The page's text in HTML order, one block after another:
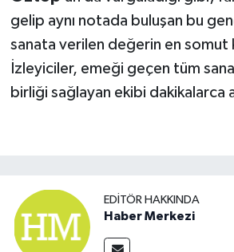
gelip aynı notada buluşan bu
sanata verilen değerin en somut
İzleyiciler, emeği geçen tüm
birliği sağlayan ekibi dakikalarca
EDITÖR HAKKINDA
Haber Merkezi